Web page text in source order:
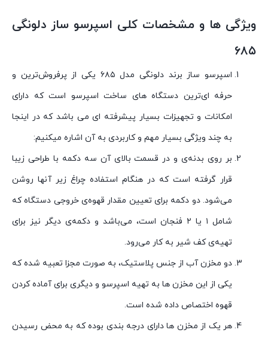
ویژگی ها و مشخصات کلی اسپرسو ساز دلونگی
۶۸۵
اسپرسو ساز برند دلونگی مدل ۶۸۵ یکی از پرفرو‌ش‌ترین و
حرفه ای‌ترین دستگاه های ساخت اسپرسو است که دارای
امکانات و تجهیزات بسیار پیشرفته ای می باشد که در اینجا
به چند ویژگی بسیار مهم و کاربردی به آن اشاره میکنیم:
بر روی بدنه‌ی و در قسمت بالای آن سه دکمه با طراحی زیبا
قرار گرفته است که در هنگام استفاده چراغ زیر آنها روشن
می‌شود. دو دکمه برای تعیین مقدار قهوه‌ی خروجی دستگاه که
شامل ۱ یا ۲ فنجان است‌، می‌باشد و دکمه‌ی دیگر نیز برای
تهیه‌ی کف شیر به کار می‌رود.
دو مخزن آب از جنس پلاستیک، به صورت مجزا تعبیه شده که
یکی از این مخزن ها به تهیه اسپرسو و دیگری برای آماده کردن
قهوه اختصاص داده شده است.
هر یک از مخزن ها دارای درجه بندی بوده که به محض رسیدن